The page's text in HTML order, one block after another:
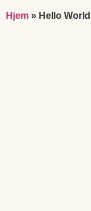
Hjem » Hello